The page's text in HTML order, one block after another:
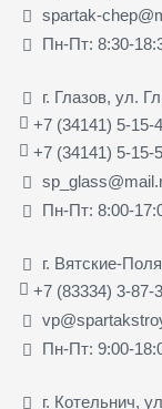
spartak-
Пн-Пт: 8:30-
г. Глазов, ул.
+7 (34141) 5-15-
+7 (34141) 5-15-
Пн-Пт: 8:00-
г. Вятские-
+7 (83334) 3-87-
Пн-Пт: 9:00-
г. Котельнич,